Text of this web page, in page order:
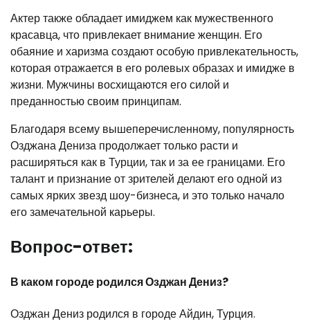
Актер также обладает имиджем как мужественного
красавца, что привлекает внимание женщин. Его
обаяние и харизма создают особую привлекательность,
которая отражается в его ролевых образах и имидже в
жизни. Мужчины восхищаются его силой и
преданностью своим принципам.
Благодаря всему вышеперечисленному, популярность
Озджана Дениза продолжает только расти и
расширяться как в Турции, так и за ее границами. Его
талант и признание от зрителей делают его одной из
самых ярких звезд шоу-бизнеса, и это только начало
его замечательной карьеры.
Вопрос-ответ:
В каком городе родился Озджан Дениз?
Озджан Дениз родился в городе Айдин, Турция.